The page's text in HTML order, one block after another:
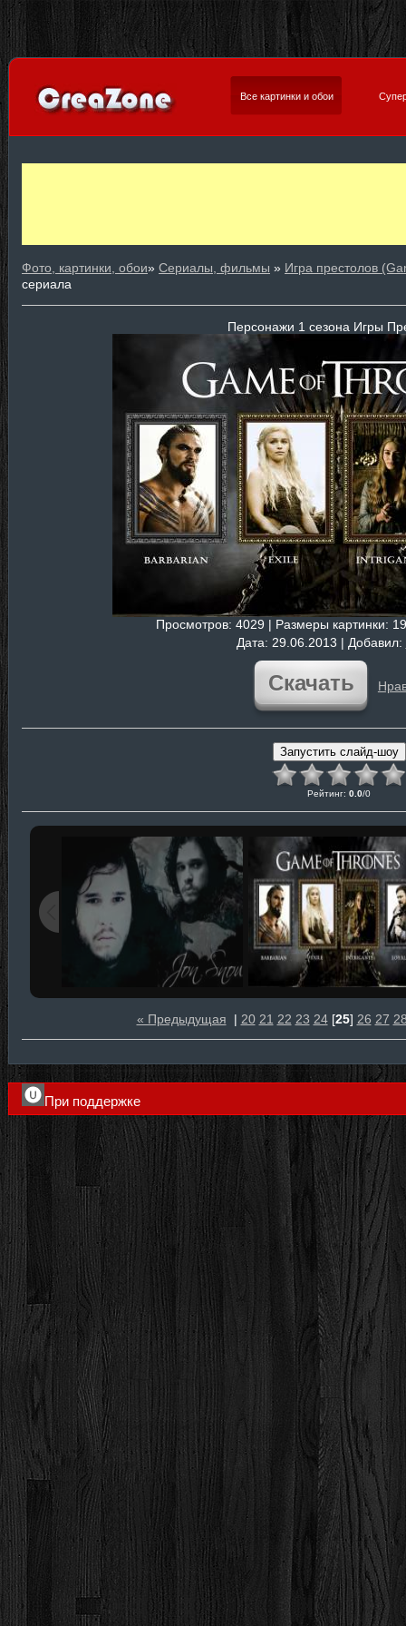
Все картинки и обои
Фото, картинки, обои» Сериалы, фильмы » Игра престолов
сериала
Персонажи 1 сезона Игры
Просмотров: 4029 | Размеры картинки:
Дата: 29.06.2013 | Добавил:
Скачать
Рейтинг: 0.0/0
« Предыдущая | 20 21 22 23 24[25] 26 27
При поддержке